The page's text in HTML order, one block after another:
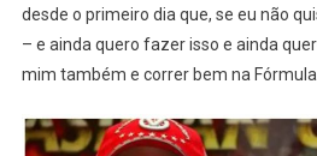
desde o primeiro dia que, se eu não
– e ainda quero fazer isso e ainda
mim também e correr bem na Fórmula